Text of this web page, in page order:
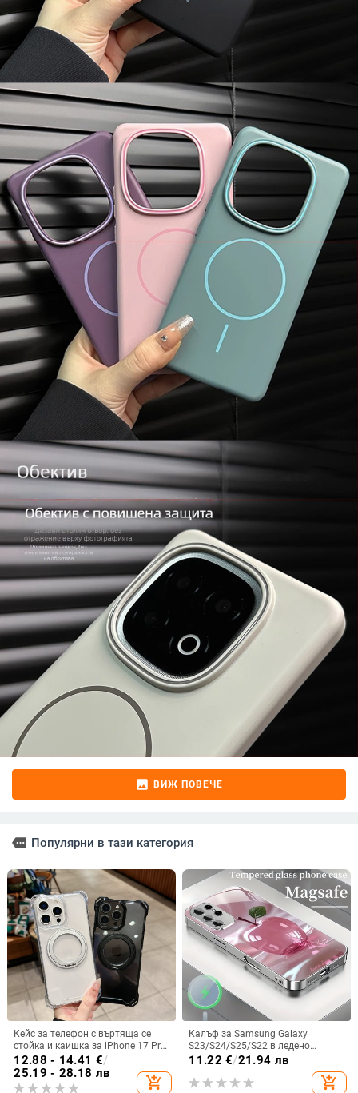
image ВИЖ ПОВЕЧЕ
more Популярни в тази категория
Кейс за телефон с въртяща се
стойка и каишка за iPhone 17 Pro
Max, 16, 15 и iPhone 11
12.88 - 14.41 €/
25.19 - 28.18 лв
add_shopping_cart
Калъф за Samsung Galaxy
S23/S24/S25/S22 в ледено
кристално розово със стъклена
повърхност и метално боядисано
покритие
11.22 €/21.94 лв
add_shopping_cart